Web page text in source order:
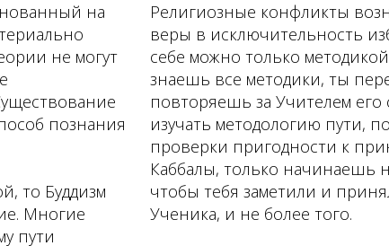
на
не могут
познания
то Буддизм
Многие
пути
Религиозные конфликты
веры в исключительность
себе можно только
знаешь все методики, ты
повторяешь за Учителем его
изучать методологию пути,
проверки пригодности к
Каббалы, только начинаешь
чтобы тебя заметили и
Ученика, и не более того.